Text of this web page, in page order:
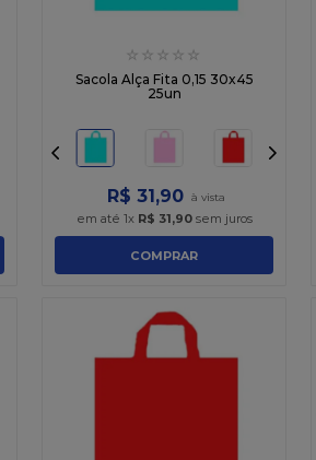
☆ ☆ ☆ ☆ ☆
Sacola Alça Fita 0,15 30x45
25un
R$ 31 ,90
em até 1x R$ 31,90sem juros
COMPRAR